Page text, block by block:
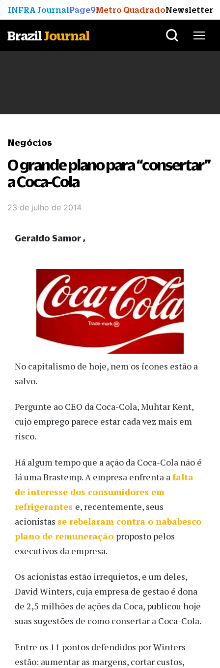
INFRA JournalPage9Metro QuadradoNewsletter
BrazilJournal
Negócios
O grande plano para “consertar”
a Coca-Cola
23 de julho de 2014
No capitalismo de hoje, nem os ícones estão a
salvo.
Pergunte ao CEO da Coca-Cola, Muhtar Kent,
cujo emprego parece estar cada vez mais em
risco.
Há algum tempo que a ação da Coca-Cola não é
lá uma Brastemp. A empresa enfrenta afalta
de interesse dos consumidores em
refrigerantes e, recentemente, seus
acionistas se rebelaram contra o nababesco
plano de remuneração proposto pelos
executivos da empresa.
Os acionistas estão irrequietos, e um deles,
David Winters, cuja empresa de gestão é dona
de 2,5 milhões de ações da Coca, publicou hoje
suas sugestões de como consertar a Coca-Cola.
Entre os 11 pontos defendidos por Winters
estão: aumentar as margens, cortar custos,
Geraldo Samor